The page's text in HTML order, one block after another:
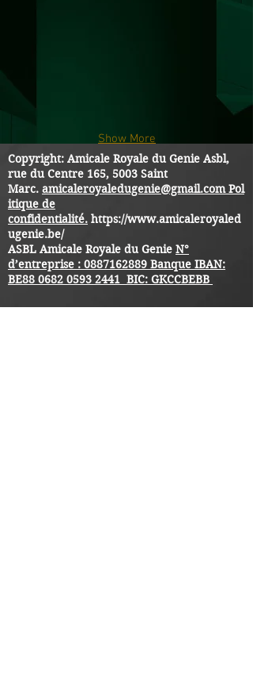
Show More
Copyright: Amicale Royale du Genie Asbl,
rue du Centre 165, 5003 Saint
Marc. amicaleroyaledugenie@gmail.com Pol
itique de
confidentialité. https://www.amicaleroyaled
ugenie.be/
ASBL Amicale Royale du Genie N°
d’entreprise : 0887162889 Banque IBAN:
BE88 0682 0593 2441 BIC: GKCCBEBB